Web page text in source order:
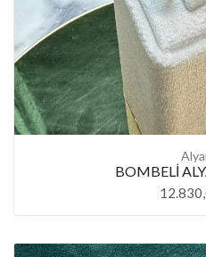
BOMBELİ